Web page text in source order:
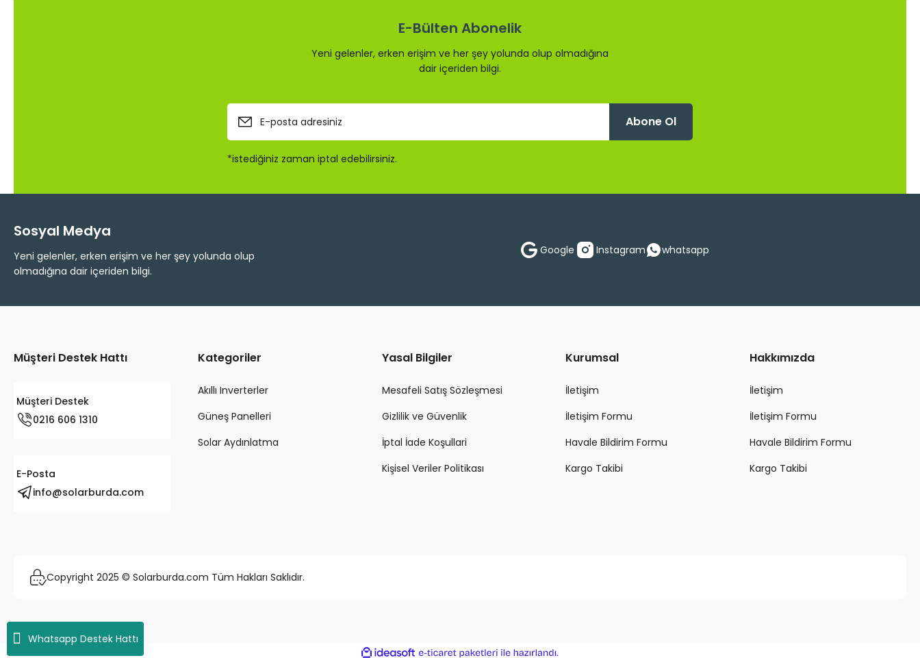
Whatsapp Destek Hattı
E-Bülten Abonelik
Yeni gelenler, erken erişim ve her şey yolunda olup olmadığına
dair içeriden bilgi.
Abone Ol
*istediğiniz zaman iptal edebilirsiniz.
Sosyal Medya
Yeni gelenler, erken erişim ve her şey yolunda olup
olmadığına dair içeriden bilgi.
Google Instagram whatsapp
Müşteri Destek Hattı
Müşteri Destek
0216 606 1310
E-Posta
info@solarburda.com
Kategoriler
Akıllı Inverterler
Güneş Panelleri
Solar Aydınlatma
Yasal Bilgiler
Mesafeli Satış Sözleşmesi
Gizlilik ve Güvenlik
İptal İade Koşullari
Kişisel Veriler Politikası
Kurumsal
İletişim
İletişim Formu
Havale Bildirim Formu
Kargo Takibi
Hakkımızda
İletişim
İletişim Formu
Havale Bildirim Formu
Kargo Takibi
Copyright 2025 © Solarburda.com Tüm Hakları Saklıdır.
ideasoft e-